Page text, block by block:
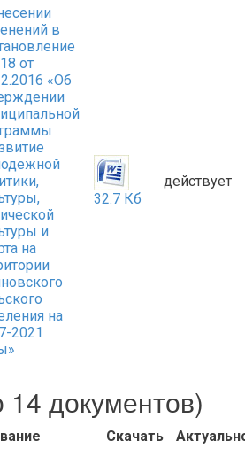
в
от
«Об
и
на
на
2021
32.7 Кб
действует
14 документов)
Скачать